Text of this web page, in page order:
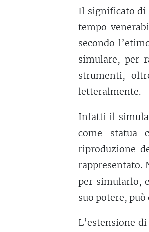
Il significato di
tempo
secondo
simulare, per
strumenti,
letteralmente.
Infatti il
come statua
riproduzione
rappresentato.
per simularlo,
suo potere,
L’estensione